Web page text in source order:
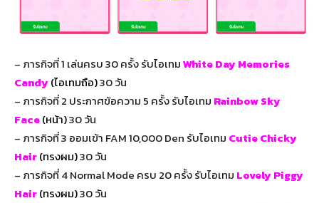
– ภารกิจที่ 1 เล่นครบ 30 ครั้ง รับไอเทมWhite Day Memories
Candy(ไอเทมถือ)30 วัน
– ภารกิจที่ 2 ประกาศข้อความ 5 ครั้ง รับไอเทม Rainbow Sky
Face(หน้า)30 วัน
– ภารกิจที่ 3 ออมเข้า FAM 10,000 Den รับไอเทม Cutie Chicky
Hair(ทรงผม)30 วัน
– ภารกิจที่ 4 Normal Mode ครบ 20 ครั้ง รับไอเทม Lovely Piggy
Hair(ทรงผม)30 วัน